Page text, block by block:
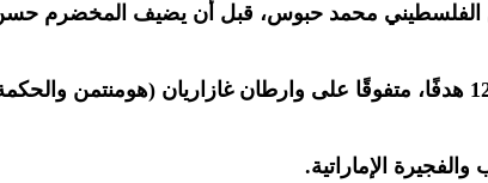
40 بعد تمريرة خلفية مميزة من الفلسطيني محمد حبوس، قبل أن يضيف المخضرم
وعادل معتوق الرقم القياسي للهداف التاريخي للدوري اللبناني فادي علوش، برصيد 120 هدفًا، متفوقًا على وارطان غازاريان (هومنتمن